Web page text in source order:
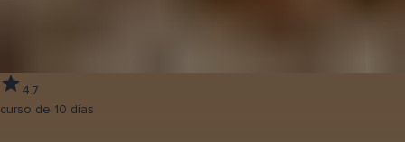
4.7
curso de 10 días